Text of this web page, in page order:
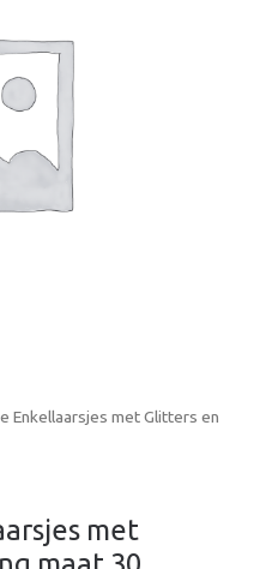
Enkellaarsjes met Glitters en
met
maat 30